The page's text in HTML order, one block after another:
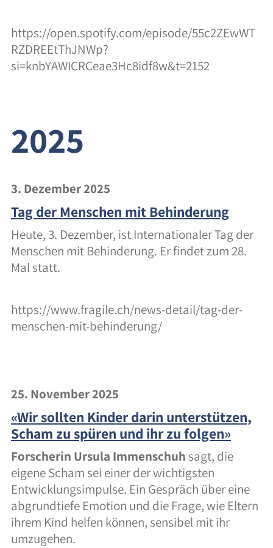
Veranstaltungen
Veranstaltungen
40 Jahre Spielzeit
Gemeinnützigkeit
Schweizer Stiftung
Spenden
Ein Fallbeispiel
Friends of Spielzeit
Öffnungszeiten
Kontaktformular
Notfälle
Lageplan
https://open.spotify.com/episode/55c2ZEwWT
RZDREEtThJNWp?
si=knbYAWICRCeae3Hc8idf8w&t=2152
2025
3. Dezember 2025
Tag der Menschen mit Behinderung
Heute, 3. Dezember, ist Internationaler Tag der
Menschen mit Behinderung. Er findet zum 28.
Mal statt.
https://www.fragile.ch/news-detail/tag-der-
menschen-mit-behinderung/
25. November 2025
«Wir sollten Kinder darin unterstützen,
Scham zu spüren und ihr zu folgen»
Forscherin Ursula Immenschuh sagt, die
eigene Scham sei einer der wichtigsten
Entwicklungsimpulse. Ein Gespräch über eine
abgrundtiefe Emotion und die Frage, wie Eltern
ihrem Kind helfen können, sensibel mit ihr
umzugehen.